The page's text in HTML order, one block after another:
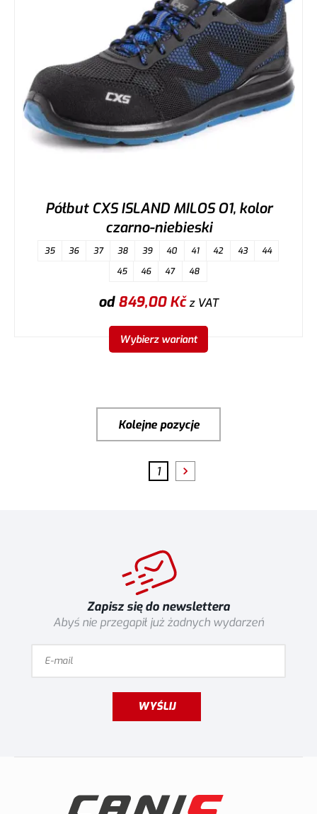
Półbut CXS ISLAND MILOS O1, kolor
czarno-niebieski
35 36 37 38 39 40 41 42 43
44
45
46 47 48
od849,00Kčz VAT
Wybierz wariant
Kolejne pozycje
1
Zapisz się do newslettera
Abyś nie przegapił już żadnych wydarzeń
WYŚLIJ